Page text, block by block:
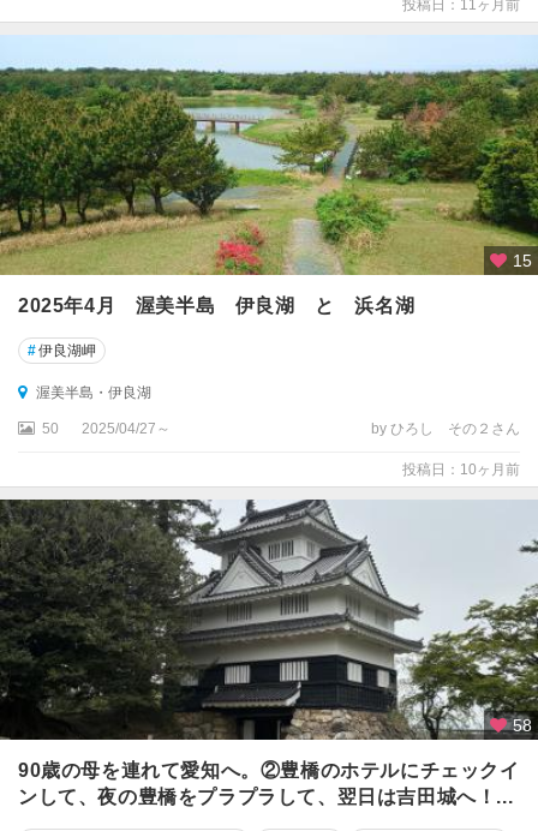
投稿日：11ヶ月前
15
2025年4月 渥美半島 伊良湖 と 浜名湖
#伊良湖岬
渥美半島・伊良湖
50 2025/04/27～ by ひろし その２さん
投稿日：10ヶ月前
58
90歳の母を連れて愛知へ。②豊橋のホテルにチェックイ
ンして、夜の豊橋をプラプラして、翌日は吉田城へ！...